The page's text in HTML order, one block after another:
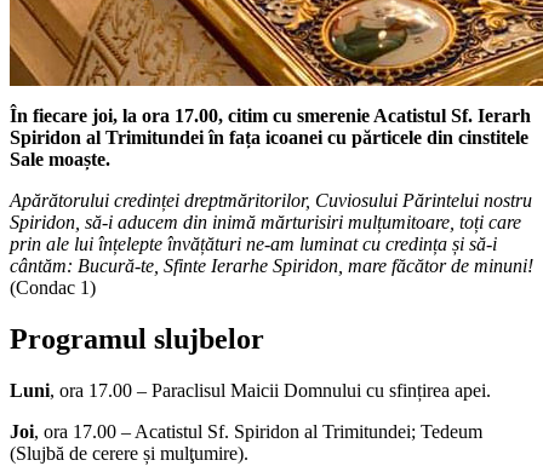
În fiecare joi, la ora 17.00, citim cu smerenie Acatistul Sf. Ierarh
Spiridon al Trimitundei în fața icoanei cu părticele din cinstitele
Sale moaște.
Apărătorului credinței dreptmăritorilor, Cuviosului Părintelui nostru
Spiridon, să-i aducem din inimă mărturisiri mulțumitoare, toți care
prin ale lui înțelepte învățături ne-am luminat cu credința și să-i
cântăm: Bucură-te, Sfinte Ierarhe Spiridon, mare făcător de minuni!
(Condac 1)
Programul slujbelor
Luni, ora 17.00 – Paraclisul Maicii Domnului cu sfințirea apei.
Joi, ora 17.00 – Acatistul Sf. Spiridon al Trimitundei; Tedeum
(Slujbă de cerere și mulţumire).